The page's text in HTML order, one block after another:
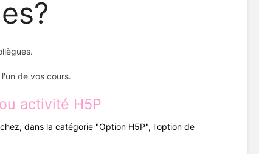
de vos cours.
activité H5P
dans la catégorie "Option H5P", l'option de